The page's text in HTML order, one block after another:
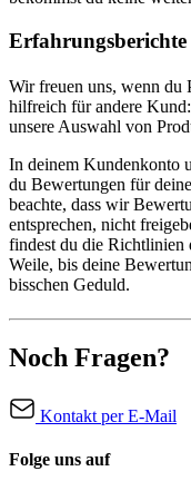
Wir freuen uns, wenn du
hilfreich für andere
unsere Auswahl von
In deinem Kundenkonto
du Bewertungen für
beachte, dass wir
entsprechen, nicht
findest du die Richtlinien
Weile, bis deine
bisschen Geduld.
Noch Fragen?
Kontakt per E-Mail
Folge uns auf